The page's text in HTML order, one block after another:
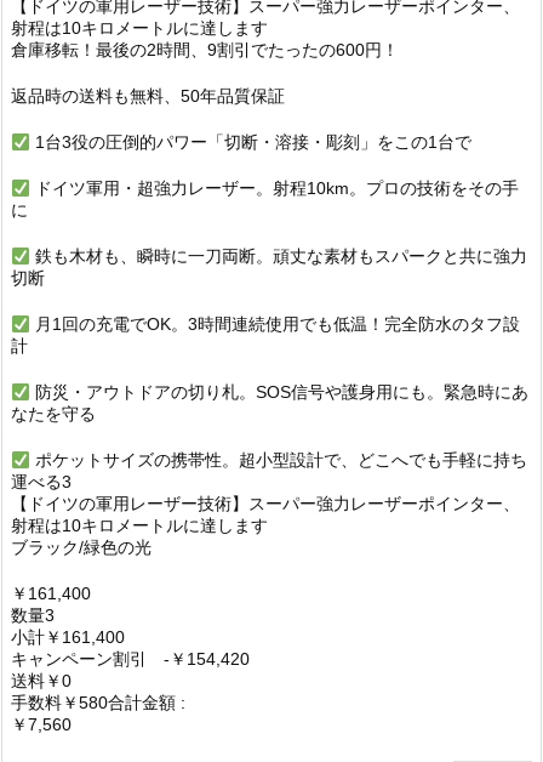
【ドイツの軍用レーザー技術】スーパー強力レーザーポインター、
射程は10キロメートルに達します
倉庫移転！最後の2時間、9割引でたったの600円！
返品時の送料も無料、50年品質保証
1台3役の圧倒的パワー「切断・溶接・彫刻」をこの1台で
ドイツ軍用・超強力レーザー。射程10km。プロの技術をその手
に
鉄も木材も、瞬時に一刀両断。頑丈な素材もスパークと共に強力
切断
月1回の充電でOK。3時間連続使用でも低温！完全防水のタフ設
計
防災・アウトドアの切り札。SOS信号や護身用にも。緊急時にあ
なたを守る
ポケットサイズの携帯性。超小型設計で、どこへでも手軽に持ち
運べる3
【ドイツの軍用レーザー技術】スーパー強力レーザーポインター、
射程は10キロメートルに達します
ブラック/緑色の光
￥161,400
数量3
小計￥161,400
キャンペーン割引 -￥154,420
送料￥0
手数料￥580合計金額 :
￥7,560